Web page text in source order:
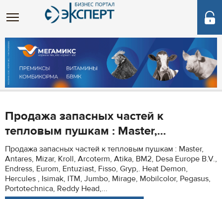
Продажа запасных частей к
тепловым пушкам : Master,...
Продажа запасных частей к тепловым пушкам : Master,
Antares, Mizar, Kroll, Arcoterm, Atika, BM2, Desa Europe B.V.,
Endress, Eurom, Entuziast, Fisso, Gryp,. Heat Demon,
Hercules , Isimak, ITM, Jumbo, Mirage, Mobilcolor, Pegasus,
Portotechnica, Reddy Head,...